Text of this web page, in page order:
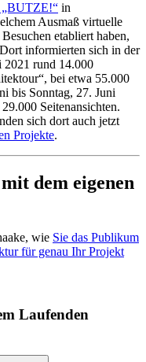
in
Ausmaß virtuelle
etabliert haben,
informierten sich in der
2021 rund 14.000
bei etwa 55.000
bis Sonntag, 27. Juni
Seitenansichten.
sich dort auch jetzt
Projekte.
dem eigenen
wie Sie das Publikum
für genau Ihr Projekt
Laufenden